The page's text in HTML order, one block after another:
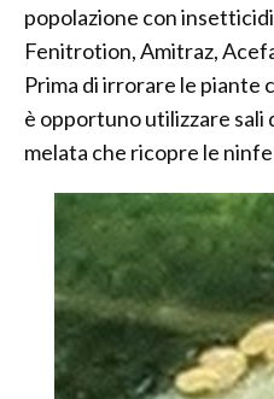
popolazione con
Fenitrotion, Amitraz,
Prima di irrorare le
è opportuno utilizzare sali
melata che ricopre le